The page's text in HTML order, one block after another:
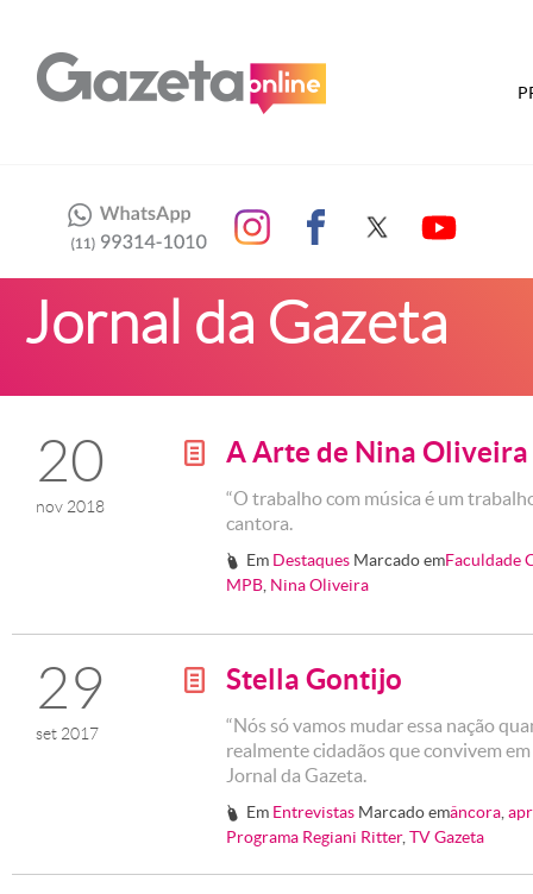
Jornal da Gazeta
20
nov 2018
g A Arte de Nina Oliveira
“O trabalho com música é um
cantora.
# Em Destaques Marcado emFaculdade
MPB Nina Oliveira
29
set 2017
g Stella Gontijo
“Nós só vamos mudar essa nação
realmente cidadãos que convivem em
Jornal da Gazeta.
# Em Entrevistas Marcado emâncora ,
Programa Regiani Ritter, TV Gazeta